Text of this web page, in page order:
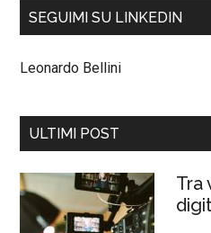
SEGUIMI SU LINKEDIN
Leonardo Bellini
ULTIMI POST
Tra